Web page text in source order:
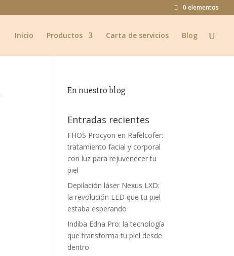
0 elementos
Inicio Productos Carta de servicios Blog
En nuestro blog
Entradas recientes
FHOS Procyon en Rafelcofer:
tratamiento facial y corporal
con luz para rejuvenecer tu
piel
Depilación láser Nexus LXD:
la revolución LED que tu piel
estaba esperando
Indiba Edna Pro: la tecnología
que transforma tu piel desde
dentro